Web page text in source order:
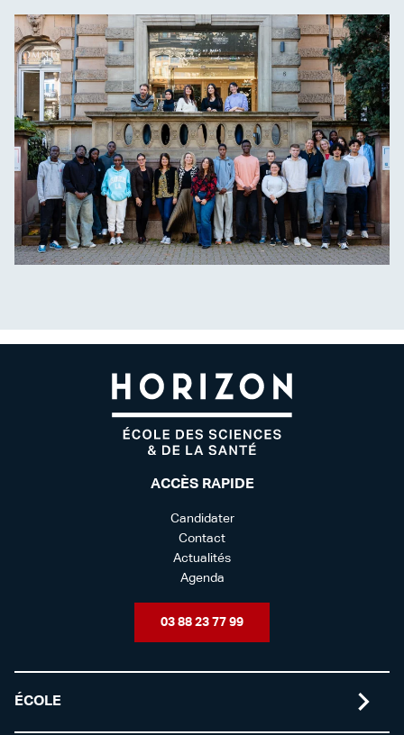
ACCÈS RAPIDE
Candidater
Contact
Actualités
Agenda
03 88 23 77 99
ÉCOLE